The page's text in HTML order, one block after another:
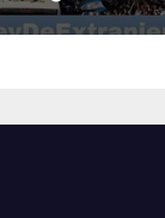
por Milei:
se